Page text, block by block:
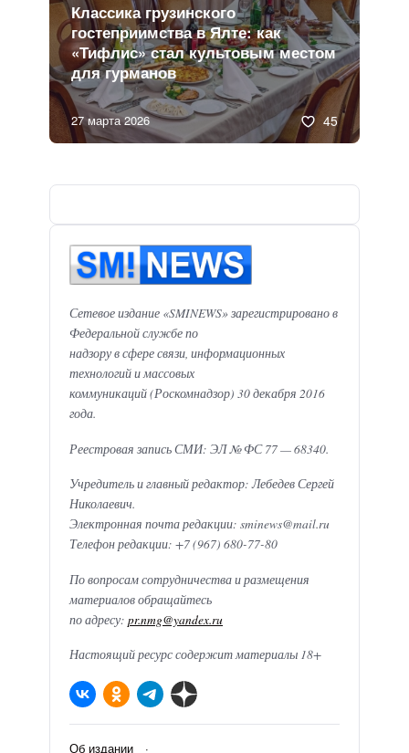
Классика грузинского
гостеприимства в Ялте: как
«Тифлис» стал культовым местом
для гурманов
27 марта 2026 45
Сетевое издание «SMINEWS» зарегистрировано в
Федеральной службе по
надзору в сфере связи, информационных
технологий и массовых
коммуникаций (Роскомнадзор) 30 декабря 2016
года.
Реестровая запись СМИ: ЭЛ № ФС 77 — 68340.
Учредитель и главный редактор: Лебедев Сергей
Николаевич.
Электронная почта редакции: sminews@mail.ru
Телефон редакции: +7 (967) 680-77-80
По вопросам сотрудничества и размещения
материалов обращайтесь
по адресу: pr.nmg@yandex.ru
Настоящий ресурс содержит материалы 18+
Об издании